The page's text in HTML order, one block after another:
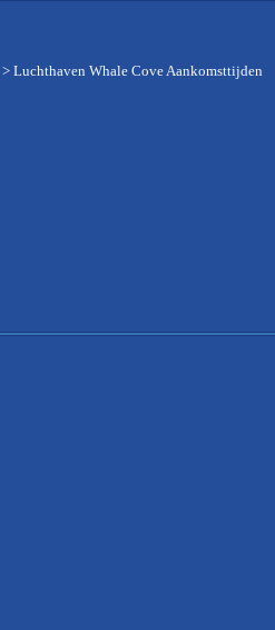
> Luchthaven Whale Cove Aankomsttijden